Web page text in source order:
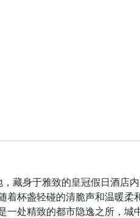
藏身于雅致的皇冠假日酒店
着杯盏轻碰的清脆声和温暖柔
一处精致的都市隐逸之所，城